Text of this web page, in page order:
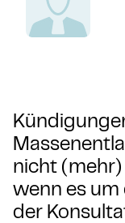
nicht
wenn es
der